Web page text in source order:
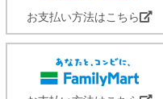
お支払い方法はこちら